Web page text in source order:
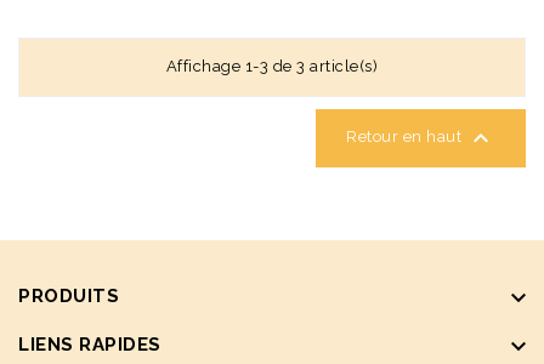
Affichage 1-3 de 3 article(s)
Retour en haut 
PRODUITS keyboard_arrow_down
LIENS RAPIDES keyboard_arrow_down